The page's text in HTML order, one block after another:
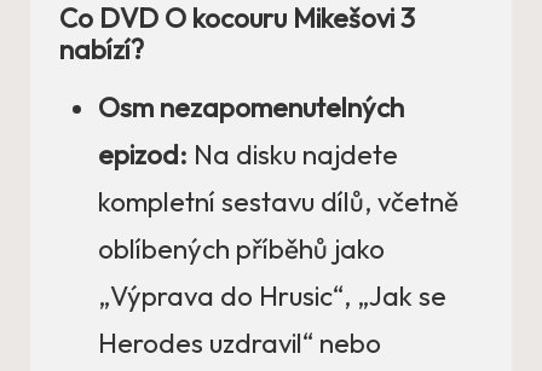
Co DVD O kocouru Mikešovi 3
nabízí?
Osm nezapomenutelných
epizod: Na disku najdete
kompletní sestavu dílů, včetně
oblíbených příběhů jako
„Výprava do Hrusic“, „Jak se
Herodes uzdravil“ nebo